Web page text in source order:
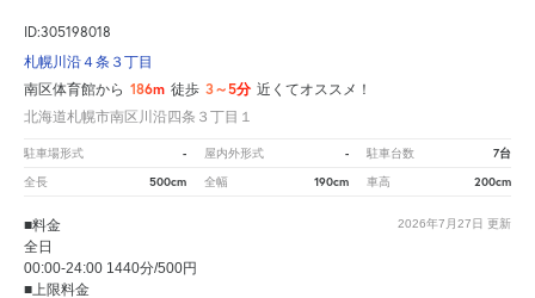
ID:305198018
札幌川沿４条３丁目
南区体育館から 186m 徒歩 3～5分 近くてオススメ！
北海道札幌市南区川沿四条３丁目１
駐車場形式 - 屋内外形式 - 駐車台数 7台
全長 500cm 全幅 190cm 車高 200cm
2026年7月27日 更新
■料金
全日
00:00-24:00 1440分/500円
■上限料金